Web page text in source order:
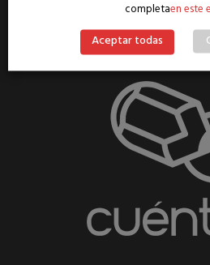
completaen este
Aceptar todas